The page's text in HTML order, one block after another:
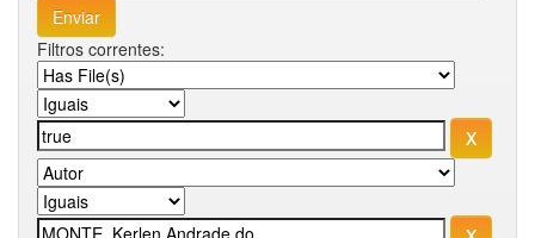
Filtros correntes: